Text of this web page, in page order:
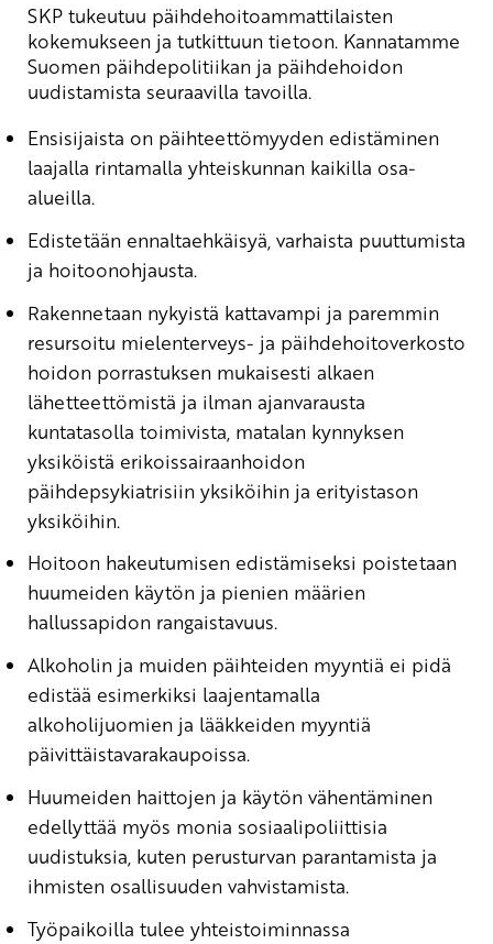
SKP tukeutuu päihdehoitoammattilaisten
kokemukseen ja tutkittuun tietoon. Kannatamme
Suomen päihdepolitiikan ja päihdehoidon
uudistamista seuraavilla tavoilla.
Ensisijaista on päihteettömyyden edistäminen
laajalla rintamalla yhteiskunnan kaikilla osa-
alueilla.
Edistetään ennaltaehkäisyä, varhaista puuttumista
ja hoitoonohjausta.
Rakennetaan nykyistä kattavampi ja paremmin
resursoitu mielenterveys- ja päihdehoitoverkosto
hoidon porrastuksen mukaisesti alkaen
lähetteettömistä ja ilman ajanvarausta
kuntatasolla toimivista, matalan kynnyksen
yksiköistä erikoissairaanhoidon
päihdepsykiatrisiin yksiköihin ja erityistason
yksiköihin.
Hoitoon hakeutumisen edistämiseksi poistetaan
huumeiden käytön ja pienien määrien
hallussapidon rangaistavuus.
Alkoholin ja muiden päihteiden myyntiä ei pidä
edistää esimerkiksi laajentamalla
alkoholijuomien ja lääkkeiden myyntiä
päivittäistavarakaupoissa.
Huumeiden haittojen ja käytön vähentäminen
edellyttää myös monia sosiaalipoliittisia
uudistuksia, kuten perusturvan parantamista ja
ihmisten osallisuuden vahvistamista.
Työpaikoilla tulee yhteistoiminnassa